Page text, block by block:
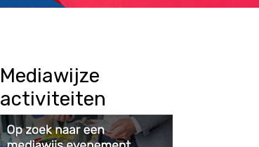
Mediawijze
activiteiten